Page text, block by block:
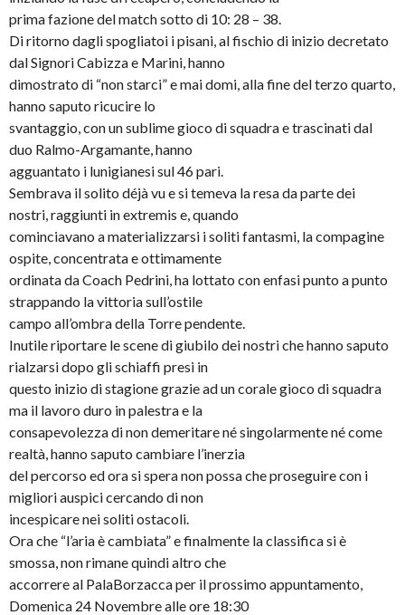
prima fazione del match sotto di 10: 28 – 38.
Di ritorno dagli spogliatoi i pisani, al fischio di inizio decretato
dal Signori Cabizza e Marini, hanno
dimostrato di “non starci” e mai domi, alla fine del terzo quarto,
hanno saputo ricucire lo
svantaggio, con un sublime gioco di squadra e trascinati dal
duo Ralmo-Argamante, hanno
agguantato i lunigianesi sul 46 pari.
Sembrava il solito déjà vu e si temeva la resa da parte dei
nostri, raggiunti in extremis e, quando
cominciavano a materializzarsi i soliti fantasmi, la compagine
ospite, concentrata e ottimamente
ordinata da Coach Pedrini, ha lottato con enfasi punto a punto
strappando la vittoria sull’ostile
campo all’ombra della Torre pendente.
Inutile riportare le scene di giubilo dei nostri che hanno saputo
rialzarsi dopo gli schiaffi presi in
questo inizio di stagione grazie ad un corale gioco di squadra
ma il lavoro duro in palestra e la
consapevolezza di non demeritare né singolarmente né come
realtà, hanno saputo cambiare l’inerzia
del percorso ed ora si spera non possa che proseguire con i
migliori auspici cercando di non
incespicare nei soliti ostacoli.
Ora che “l’aria è cambiata” e finalmente la classifica si è
smossa, non rimane quindi altro che
accorrere al PalaBorzacca per il prossimo appuntamento,
Domenica 24 Novembre alle ore 18:30